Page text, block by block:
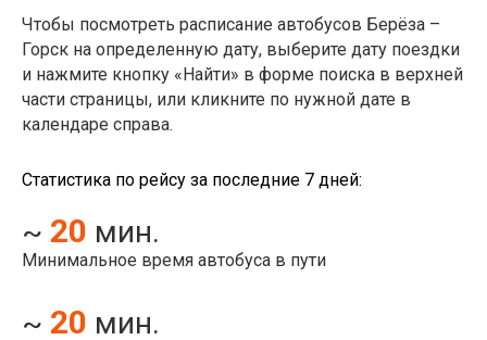
Чтобы посмотреть расписание автобусов Берёза –
Горск на определенную дату, выберите дату поездки
и нажмите кнопку «Найти» в форме поиска в верхней
части страницы, или кликните по нужной дате в
календаре справа.
Статистика по рейсу за последние 7 дней:
~ 20 мин.
Минимальное время автобуса в пути
~ 20 мин.